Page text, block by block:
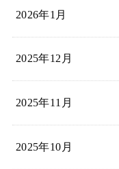
2026年1月
2025年12月
2025年11月
2025年10月